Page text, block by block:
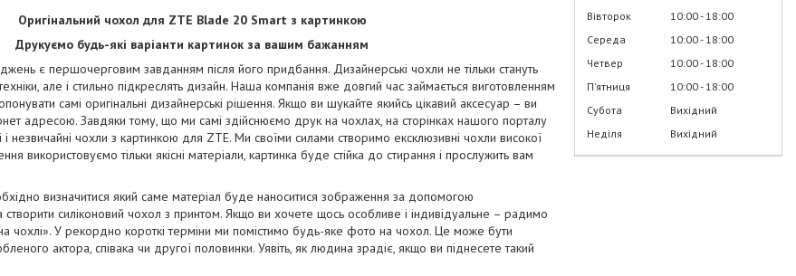
Оригінальний чохол для ZTE Blade 20 Smart з картинкою
Друкуємо будь-які варіанти картинок за вашим бажанням
є першочерговим завданням після його придбання. Дизайнерські чохли не тільки стануть
але і стильно підкреслять дизайн. Наша компанія вже довгий час займається виготовленням
самі оригінальні дизайнерські рішення. Якщо ви шукайте якийсь цікавий аксесуар – ви
адресою. Завдяки тому, що ми самі здійснюємо друк на чохлах, на сторінках нашого порталу
і незвичайні чохли з картинкою для ZTE. Ми своїми силами створимо ексклюзивні чохли високої
використовуємо тільки якісні матеріали, картинка буде стійка до стирання і прослужить вам
визначитися який саме матеріал буде наноситися зображення за допомогою
силіконовий чохол з принтом. Якщо ви хочете щось особливе і індивідуальне – радимо
чохлі». У рекордно короткі терміни ми помістимо будь-яке фото на чохол. Це може бути
актора, співака чи другої половинки. Уявіть, як людина зрадіє, якщо ви піднесете такий
Вівторок
10:00 18:00
Середа
10:00 18:00
Четвер
10:00 18:00
Пʼятниця
10:00 18:00
Субота
Вихідний
Неділя
Вихідний